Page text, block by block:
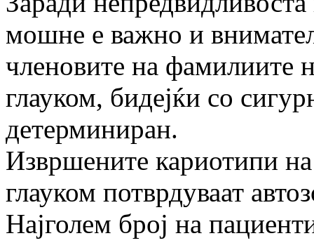
мошне е важно и
членовите на фамилиите
глауком, бидејќи со
детерминиран.
Извршените кариотипи
глауком потврдуваат
Најголем број на